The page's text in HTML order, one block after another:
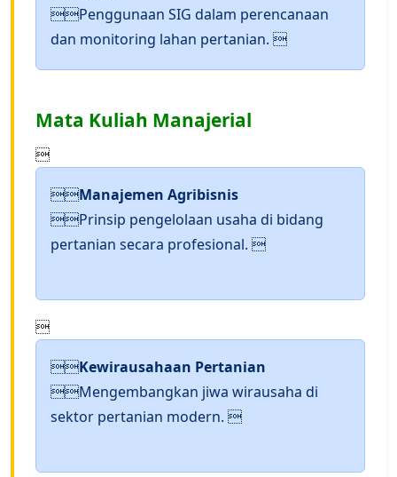
Penggunaan SIG dalam perencanaan
dan monitoring lahan pertanian. 
Mata Kuliah Manajerial

Manajemen Agribisnis
Prinsip pengelolaan usaha di bidang
pertanian secara profesional. 

Kewirausahaan Pertanian
Mengembangkan jiwa wirausaha di
sektor pertanian modern. 